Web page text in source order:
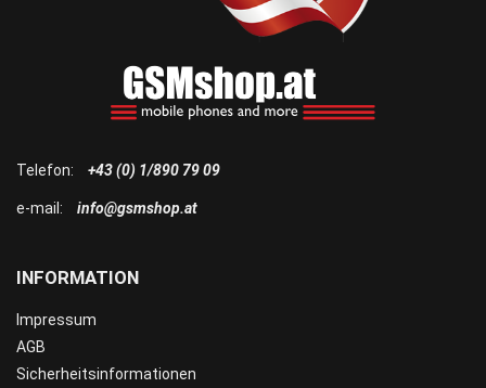
INFORMATION
Impressum
AGB
Sicherheitsinformationen
Telefon: +43 (0) 1/890 79 09
e-mail: info@gsmshop.at